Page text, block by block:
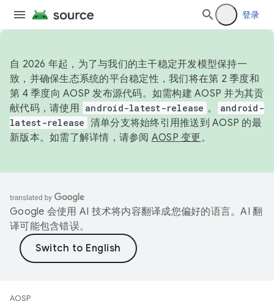
登录
自 2026 年起，为了与我们的主干稳定开发模型保持一
致，并确保生态系统的平台稳定性，我们将在第 2 季度和
第 4 季度向 AOSP 发布源代码。如需构建 AOSP 并为其贡
献代码，请使用 android-latest-release 。
android-
latest-release 清单分支将始终引用推送到 AOSP 的最
新版本。如需了解详情，请参阅 AOSP 变更。
Google 会使用 AI 技术将内容翻译成您偏好的语言。AI 翻
译可能包含错误。
AOSP